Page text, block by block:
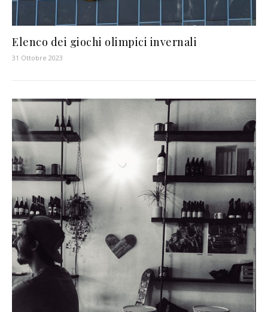
Elenco dei giochi olimpici invernali
31 Ottobre 2023